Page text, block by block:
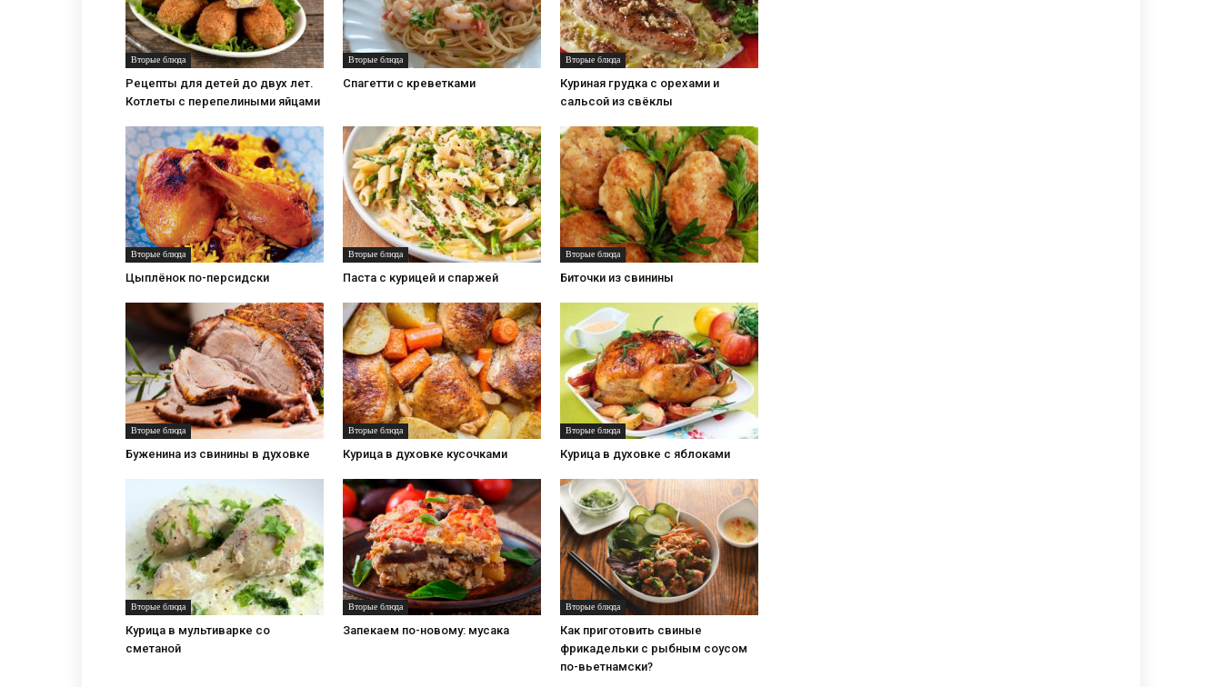
Вторые блюда
Рецепты для детей до двух лет.
Котлеты с перепелиными яйцами
Вторые блюда
Спагетти с креветками
Вторые блюда
Куриная грудка с орехами и
сальсой из свёклы
Вторые блюда
Цыплёнок по-персидски
Вторые блюда
Паста с курицей и спаржей
Вторые блюда
Биточки из свинины
Вторые блюда
Буженина из свинины в духовке
Вторые блюда
Курица в духовке кусочками
Вторые блюда
Курица в духовке с яблоками
Вторые блюда
Курица в мультиварке со
сметаной
Вторые блюда
Запекаем по-новому: мусака
Вторые блюда
Как приготовить свиные
фрикадельки с рыбным соусом
по-вьетнамски?